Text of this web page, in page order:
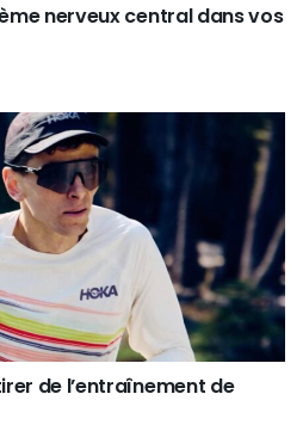
nerveux central dans vos
de l’entraînement de